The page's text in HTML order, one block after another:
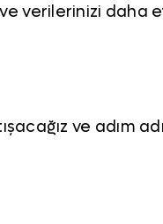
verilerinizi
ve adım